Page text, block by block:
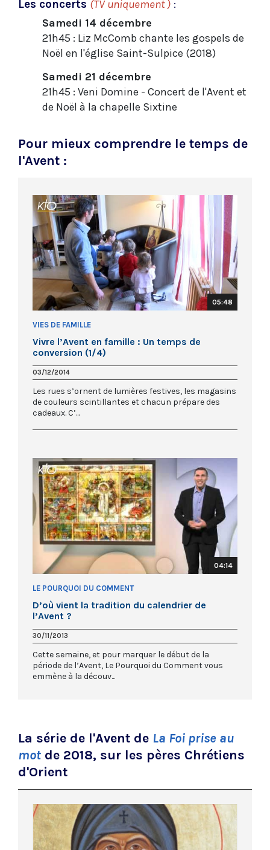
Les concerts (TV uniquement ) :
Samedi 14 décembre
21h45 : Liz McComb chante les gospels de
Noël en l'église Saint-Sulpice (2018)
Samedi 21 décembre
21h45 : Veni Domine - Concert de l'Avent et
de Noël à la chapelle Sixtine
Pour mieux comprendre le temps de
l'Avent :
05:48
VIES DE FAMILLE
Vivre l’Avent en famille : Un temps de
conversion (1/4)
03/12/2014
Les rues s’ornent de lumières festives, les magasins
de couleurs scintillantes et chacun prépare des
cadeaux. C’...
04:14
LE POURQUOI DU COMMENT
D’où vient la tradition du calendrier de
l’Avent ?
30/11/2013
Cette semaine, et pour marquer le début de la
période de l’Avent, Le Pourquoi du Comment vous
emmène à la découv...
La série de l'Avent de La Foi prise au
mot de 2018, sur les pères Chrétiens
d'Orient